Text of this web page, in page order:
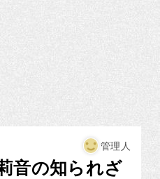
管理人
音の知られざ